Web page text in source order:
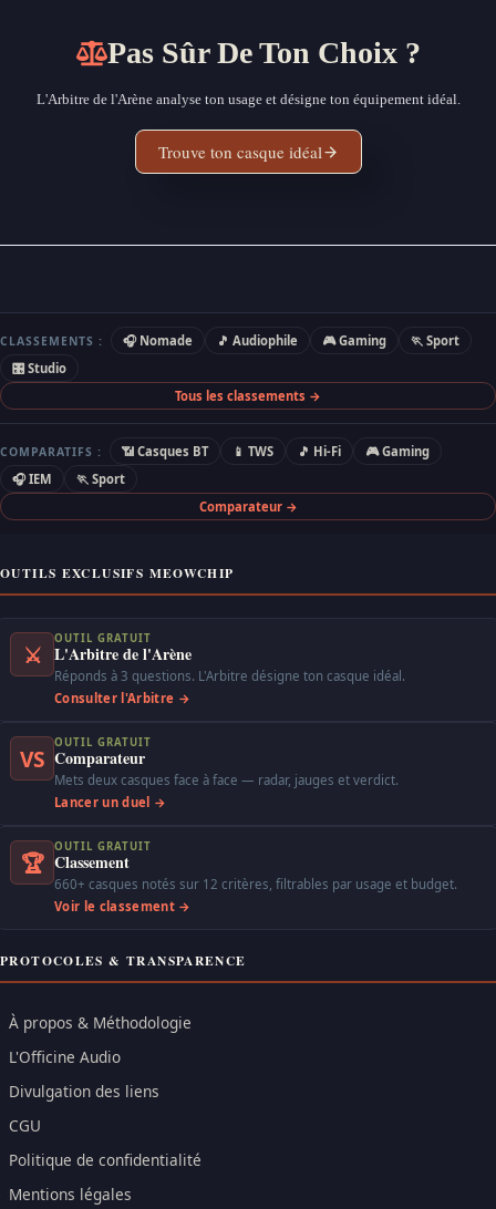
Pas Sûr De Ton Choix ?
L'Arbitre de l'Arène analyse ton usage et désigne ton équipement idéal.
Trouve ton casque idéal
CLASSEMENTS : 🎧 Nomade 🎵 Audiophile 🎮 Gaming
🏃 Sport
🎛 Studio
Tous les classements →
COMPARATIFS : 📶 Casques BT 📱 TWS 🎵 Hi-Fi
🎮 Gaming
🎧 IEM
🏃 Sport
Comparateur →
OUTILS EXCLUSIFS MEOWCHIP
⚔
OUTIL GRATUIT
L'Arbitre de l'Arène
Réponds à 3 questions. L'Arbitre désigne ton casque idéal.
Consulter l'Arbitre →
VS
OUTIL GRATUIT
Comparateur
Mets deux casques face à face — radar, jauges et verdict.
Lancer un duel →
🏆
OUTIL GRATUIT
Classement
660+ casques notés sur 12 critères, filtrables par usage et budget.
Voir le classement →
PROTOCOLES & TRANSPARENCE
À propos & Méthodologie
L'Officine Audio
Divulgation des liens
CGU
Politique de confidentialité
Mentions légales